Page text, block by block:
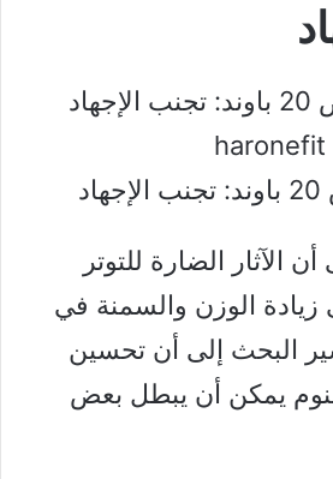
أن الآثار الضارة للتوتر
زيادة الوزن والسمنة في
البحث إلى أن تحسين
يمكن أن يبطل بعض